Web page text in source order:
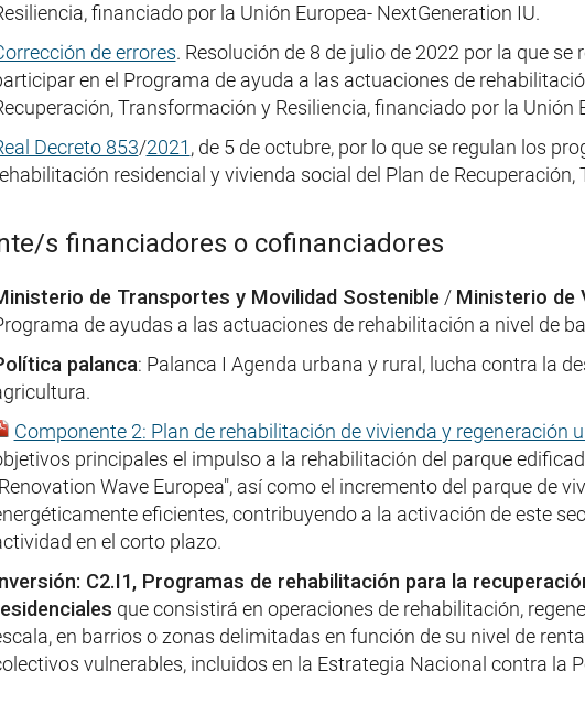
financiado por la Unión Europea- NextGeneration IU.
de errores. Resolución de 8 de julio de 2022 por la que
en el Programa de ayuda a las actuaciones de
Transformación y Resiliencia, financiado por la Unión
Decreto 853/2021, de 5 de octubre, por lo que se regulan los
residencial y vivienda social del Plan de
s financiadores o cofinanciadores
de Transportes y Movilidad Sostenible/ Ministerio de
de ayudas a las actuaciones de rehabilitación a nivel de
palanca: Palanca I Agenda urbana y rural, lucha contra la
Componente 2: Plan de rehabilitación de vivienda y regeneración
principales el impulso a la rehabilitación del parque
Wave Europea", así como el incremento del parque de
eficientes, contribuyendo a la activación de este
en el corto plazo.
C2.I1, Programas de rehabilitación para la
que consistirá en operaciones de rehabilitación,
en barrios o zonas delimitadas en función de su nivel de
vulnerables, incluidos en la Estrategia Nacional contra la